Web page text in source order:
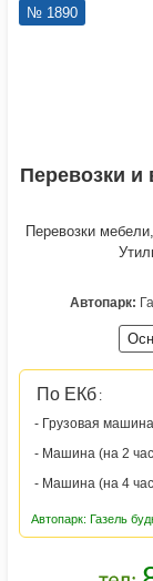
№ 1890
Перевозки и
Перевозки
Автопарк:
По ЕКб :
- Грузовая
- Машина (на 2
- Машина (на 4
Автопарк: Газель